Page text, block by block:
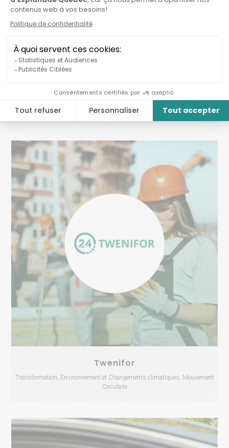
Organisations connexes
Twenifor
Transformation, Environnement et Changements climatiques, Mouvement
Circulaire